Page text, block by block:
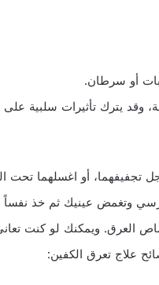
أو سرطان.
وقد يترك تأثيرات سلبية
أو اغسلهما تحت
وتغمض عينيك ثم خذ
العرق. ويمكنك لو كنت
علاج تعرق الكفين: